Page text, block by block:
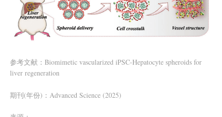
参考文献：Biomimetic vascularized iPSC-Hepatocyte spheroids for
liver regeneration
期刊(年份)：Advanced Science (2025)